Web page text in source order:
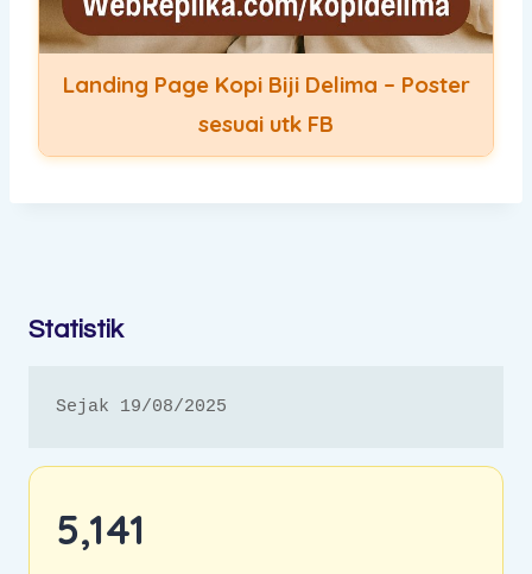
Landing Page Kopi Biji Delima – Poster
sesuai utk FB
Statistik
Sejak 19/08/2025
5,141